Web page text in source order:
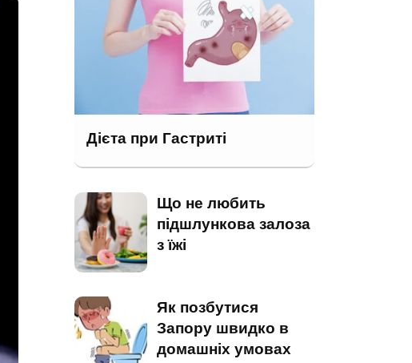
Дієта при Гастриті
Що не любить
підшлункова залоза
з їжі
Як позбутися
Запору швидко в
домашніх умовах